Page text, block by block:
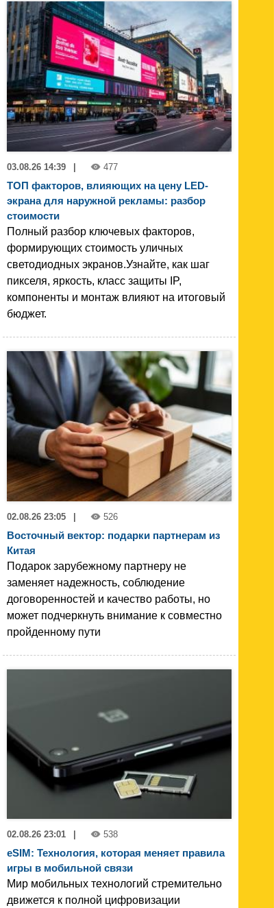
03.08.26 14:39 477
ТОП факторов, влияющих на цену LED-
экрана для наружной рекламы: разбор
стоимости
Полный разбор ключевых факторов,
формирующих стоимость уличных
светодиодных экранов.Узнайте, как шаг
пикселя, яркость, класс защиты IP,
компоненты и монтаж влияют на итоговый
бюджет.
02.08.26 23:05 526
Восточный вектор: подарки партнерам из
Китая
Подарок зарубежному партнеру не
заменяет надежность, соблюдение
договоренностей и качество работы, но
может подчеркнуть внимание к совместно
пройденному пути
02.08.26 23:01 538
eSIM: Технология, которая меняет правила
игры в мобильной связи
Мир мобильных технологий стремительно
движется к полной цифровизации